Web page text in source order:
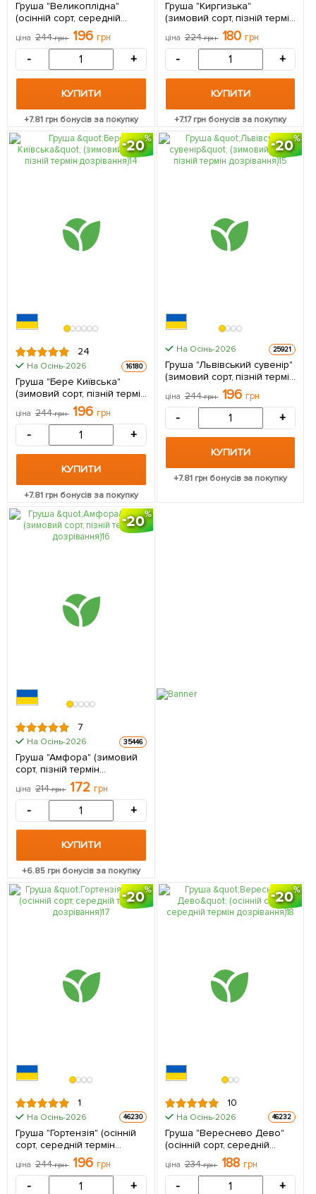
Груша "Великоплідна"
(осінній сорт, середній
термін дозрівання) 1
саджанець в упаковці
ціна 244грн 196 грн
- +
КУПИТИ
+7.81 грн бонусів за покупку
Груша "Киргизька"
(зимовий сорт, пізній термін
дозрівання) 1 саджанець в
упаковці
ціна 224грн 180 грн
- +
КУПИТИ
+7.17грн бонусів за покупку
20
24
На Осінь-2026 16180
Груша "Бере Київська"
(зимовий сорт, пізній термін
дозрівання) 1 саджанець в
упаковці
ціна 244грн 196 грн
- +
КУПИТИ
+7.81 грн бонусів за покупку
20
На Осінь-2026 25921
Груша "Львівський сувенір"
(зимовий сорт, пізній термін
дозрівання) 1 саджанець в
упаковці
ціна 244грн 196 грн
- +
КУПИТИ
+7.81грн бонусів за покупку
20
7
На Осінь-2026 35446
Груша "Амфора" (зимовий
сорт, пізній термін
дозрівання) 1 саджанець в
упаковці
ціна 214грн 172 грн
- +
КУПИТИ
+6.85 грн бонусів за покупку
20
1
На Осінь-2026 46230
Груша "Гортензія" (осінній
сорт, середній термін
дозрівання) 1 саджанець в
упаковці
ціна 244грн 196 грн
- +
20
10
На Осінь-2026 46232
Груша "Вереснево Дево"
(осінній сорт, середній
термін дозрівання) 1
саджанець в упаковці
ціна 234грн 188 грн
- +